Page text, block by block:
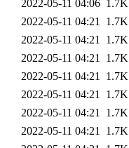
2022-05-11 04:06 1.7K
2022-05-11 04:21 1.7K
2022-05-11 04:21 1.7K
2022-05-11 04:21 1.7K
2022-05-11 04:21 1.7K
2022-05-11 04:21 1.7K
2022-05-11 04:21 1.7K
2022-05-11 04:21 1.7K